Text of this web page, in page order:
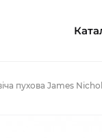
пухова James